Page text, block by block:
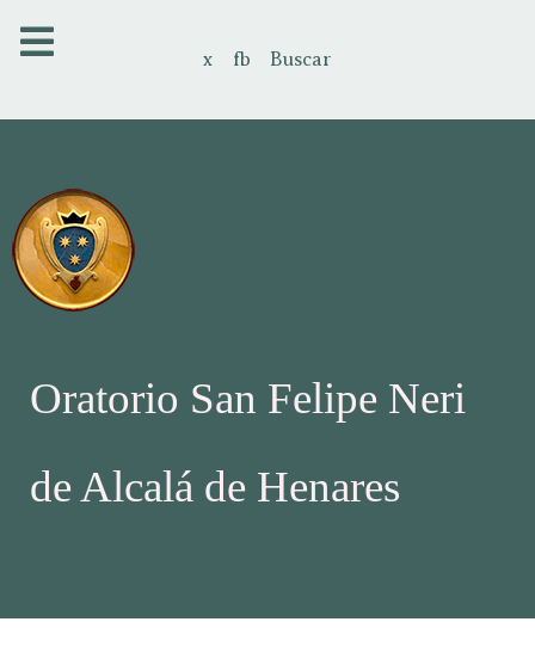
x fb Buscar
Oratorio San Felipe Neri
de Alcalá de Henares